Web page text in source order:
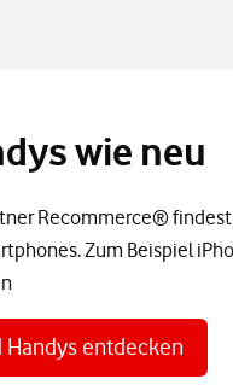
wie neu
Recommerce®
Zum Beispiel
Handys entdecken